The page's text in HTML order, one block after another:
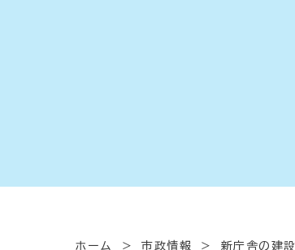
ホーム 市政情報 新庁舎の建設